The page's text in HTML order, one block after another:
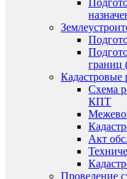
Кадастровые
Схема
КПТ
Акт
Проведение